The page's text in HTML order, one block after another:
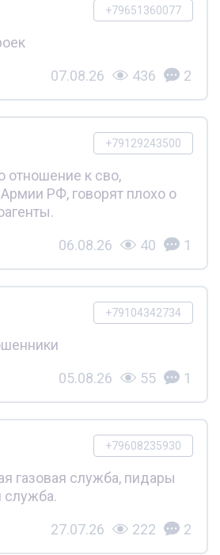
+79651360077
07.08.26 436 2
+79129243500
отношение к сво,
РФ, говорят плохо о
06.08.26 40 1
+79104342734
05.08.26 55 1
+79608235930
газовая служба, пидары
служба.
27.07.26 222 2